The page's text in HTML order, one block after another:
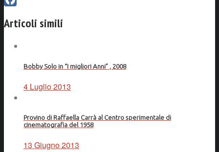
Articoli simili
Bobby Solo in “I migliori Anni” , 2008
4 Luglio 2013
Provino di Raffaella Carrà al Centro sperimentale di
cinematografia del 1958
13 Giugno 2013